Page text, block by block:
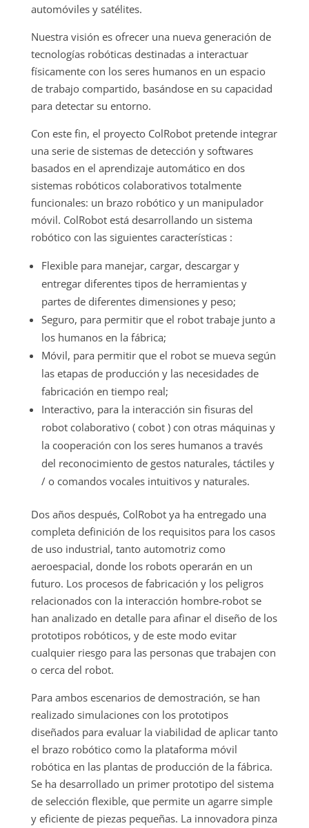
automóviles y satélites.
Nuestra visión es ofrecer una nueva generación de
tecnologías robóticas destinadas a interactuar
físicamente con los seres humanos en un espacio
de trabajo compartido, basándose en su capacidad
para detectar su entorno.
Con este fin, el proyecto ColRobot pretende integrar
una serie de sistemas de detección y softwares
basados ​​en el aprendizaje automático en dos
sistemas robóticos colaborativos totalmente
funcionales: un brazo robótico y un manipulador
móvil. ColRobot está desarrollando un sistema
robótico con las siguientes características :
Flexible para manejar, cargar, descargar y
entregar diferentes tipos de herramientas y
partes de diferentes dimensiones y peso;
Seguro, para permitir que el robot trabaje junto a
los humanos en la fábrica;
Móvil, para permitir que el robot se mueva según
las etapas de producción y las necesidades de
fabricación en tiempo real;
Interactivo, para la interacción sin fisuras del
robot colaborativo ( cobot ) con otras máquinas y
la cooperación con los seres humanos a través
del reconocimiento de gestos naturales, táctiles y
/ o comandos vocales intuitivos y naturales.
Dos años después, ColRobot ya ha entregado una
completa definición de los requisitos para los casos
de uso industrial, tanto automotriz como
aeroespacial, donde los robots operarán en un
futuro. Los procesos de fabricación y los peligros
relacionados con la interacción hombre-robot se
han analizado en detalle para afinar el diseño de los
prototipos robóticos, y de este modo evitar
cualquier riesgo para las personas que trabajen con
o cerca del robot.
Para ambos escenarios de demostración, se han
realizado simulaciones con los prototipos
diseñados para evaluar la viabilidad de aplicar tanto
el brazo robótico como la plataforma móvil
robótica en las plantas de producción de la fábrica.
Se ha desarrollado un primer prototipo del sistema
de selección flexible, que permite un agarre simple
y eficiente de piezas pequeñas. La innovadora pinza